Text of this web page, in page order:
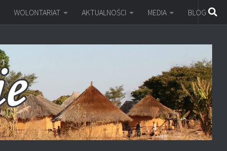
WOLONTARIAT AKTUALNOŚCI MEDIA BLOG